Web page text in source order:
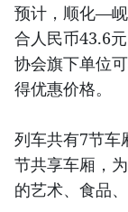
预计，顺化—
合人民币43.6
协会旗下单位
得优惠价格。
列车共有7节车
节共享车厢，
的艺术、食品